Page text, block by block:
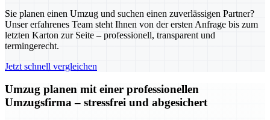
Sie planen einen Umzug und suchen einen zuverlässigen Partner?
Unser erfahrenes Team steht Ihnen von der ersten Anfrage bis zum
letzten Karton zur Seite – professionell, transparent und
termingerecht.
Jetzt schnell vergleichen
Umzug planen mit einer professionellen
Umzugsfirma – stressfrei und abgesichert